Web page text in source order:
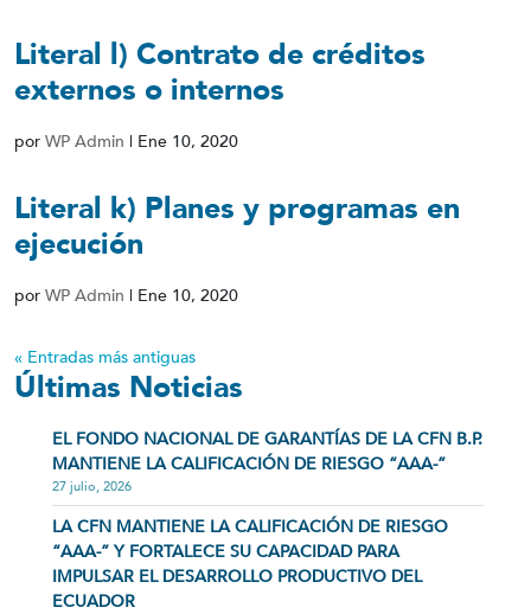
Literal l) Contrato de créditos
externos o internos
por WP Admin | Ene 10, 2020
Literal k) Planes y programas en
ejecución
por WP Admin | Ene 10, 2020
« Entradas más antiguas
Últimas Noticias
EL FONDO NACIONAL DE GARANTÍAS DE LA CFN B.P.
MANTIENE LA CALIFICACIÓN DE RIESGO “AAA-”
27 julio, 2026
LA CFN MANTIENE LA CALIFICACIÓN DE RIESGO
“AAA-” Y FORTALECE SU CAPACIDAD PARA
IMPULSAR EL DESARROLLO PRODUCTIVO DEL
ECUADOR